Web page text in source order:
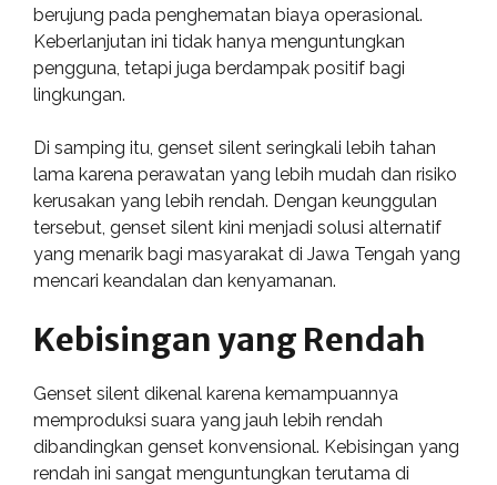
berujung pada penghematan biaya operasional.
Keberlanjutan ini tidak hanya menguntungkan
pengguna, tetapi juga berdampak positif bagi
lingkungan.
Di samping itu, genset silent seringkali lebih tahan
lama karena perawatan yang lebih mudah dan risiko
kerusakan yang lebih rendah. Dengan keunggulan
tersebut, genset silent kini menjadi solusi alternatif
yang menarik bagi masyarakat di Jawa Tengah yang
mencari keandalan dan kenyamanan.
Kebisingan yang Rendah
Genset silent dikenal karena kemampuannya
memproduksi suara yang jauh lebih rendah
dibandingkan genset konvensional. Kebisingan yang
rendah ini sangat menguntungkan terutama di